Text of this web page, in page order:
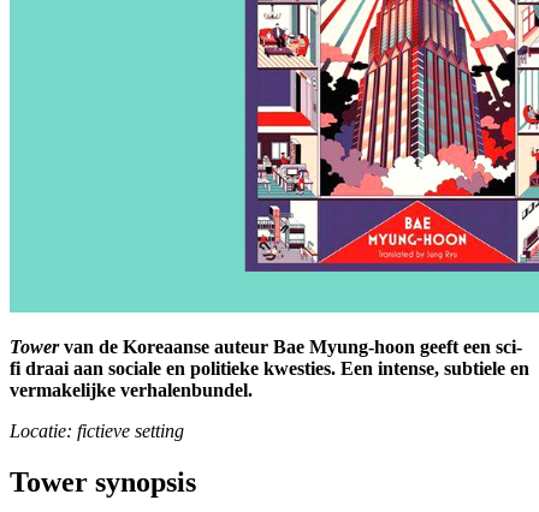
Towervan de Koreaanse auteur Bae Myung-hoon geeft een sci-
fi draai aan sociale en politieke kwesties. Een intense, subtiele en
vermakelijke verhalenbundel.
Locatie: fictieve setting
Tower synopsis